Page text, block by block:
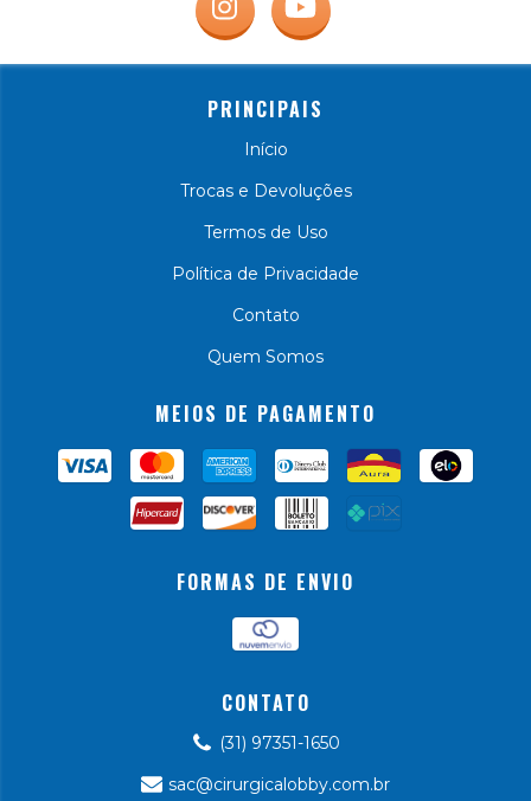
PRINCIPAIS
Início
Trocas e Devoluções
Termos de Uso
Política de Privacidade
Contato
Quem Somos
MEIOS DE PAGAMENTO
FORMAS DE ENVIO
CONTATO
(31) 97351-1650
sac@cirurgicalobby.com.br